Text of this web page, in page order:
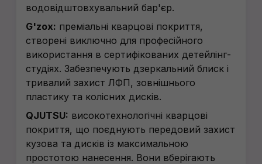
водовідштовхувальний бар'єр.
G'zox: преміальні кварцові покриття,
створені виключно для професійного
використання в сертифікованих детейлінг-
студіях. Забезпечують дзеркальний блиск і
тривалий захист ЛФП, зовнішнього
пластику та колісних дисків.
QJUTSU: високотехнологічні кварцові
покриття, що поєднують передовий захист
кузова та дисків із максимальною
простотою нанесення. Вони вберігають